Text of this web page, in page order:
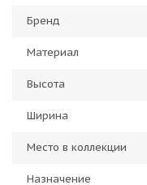
Бренд
Материал
Высота
Ширина
Место в коллекции
Назначение